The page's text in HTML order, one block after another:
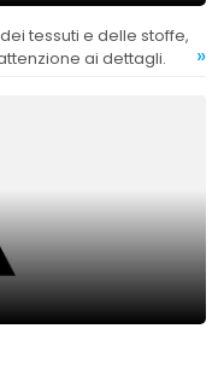
ai dettagli.
»